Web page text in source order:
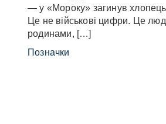
— у «Мороку» загинув
Це не військові цифри. Це
родинами, […]
Позначки